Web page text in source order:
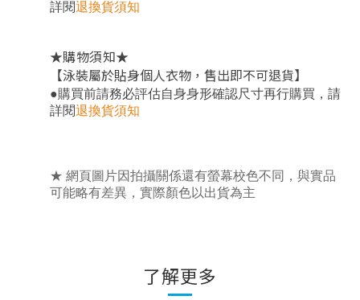
詳閱退換貨須知
★購物須知★
【泳裝屬於貼身個人衣物，售出即不可退貨】
●購買前請務必評估自身身形確認尺寸再行購買 ， 請
詳閱退換貨須知
★ 網頁圖片因拍攝關係還有螢幕校色不同，與實品
可能略有差異，實際顏色以出貨為主
了解更多